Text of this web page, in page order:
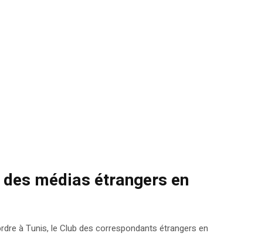
médias étrangers en
à Tunis, le Club des correspondants étrangers en